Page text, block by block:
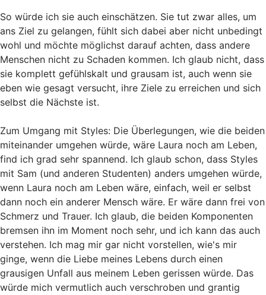
So würde ich sie auch einschätzen. Sie tut zwar alles, um
ans Ziel zu gelangen, fühlt sich dabei aber nicht unbedingt
wohl und möchte möglichst darauf achten, dass andere
Menschen nicht zu Schaden kommen. Ich glaub nicht, dass
sie komplett gefühlskalt und grausam ist, auch wenn sie
eben wie gesagt versucht, ihre Ziele zu erreichen und sich
selbst die Nächste ist.
Zum Umgang mit Styles: Die Überlegungen, wie die beiden
miteinander umgehen würde, wäre Laura noch am Leben,
find ich grad sehr spannend. Ich glaub schon, dass Styles
mit Sam (und anderen Studenten) anders umgehen würde,
wenn Laura noch am Leben wäre, einfach, weil er selbst
dann noch ein anderer Mensch wäre. Er wäre dann frei von
Schmerz und Trauer. Ich glaub, die beiden Komponenten
bremsen ihn im Moment noch sehr, und ich kann das auch
verstehen. Ich mag mir gar nicht vorstellen, wie's mir
ginge, wenn die Liebe meines Lebens durch einen
grausigen Unfall aus meinem Leben gerissen würde. Das
würde mich vermutlich auch verschroben und grantig